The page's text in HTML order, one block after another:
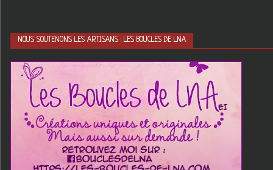
NOUS SOUTENONS LES ARTISANS : LES BOUCLES DE LNA